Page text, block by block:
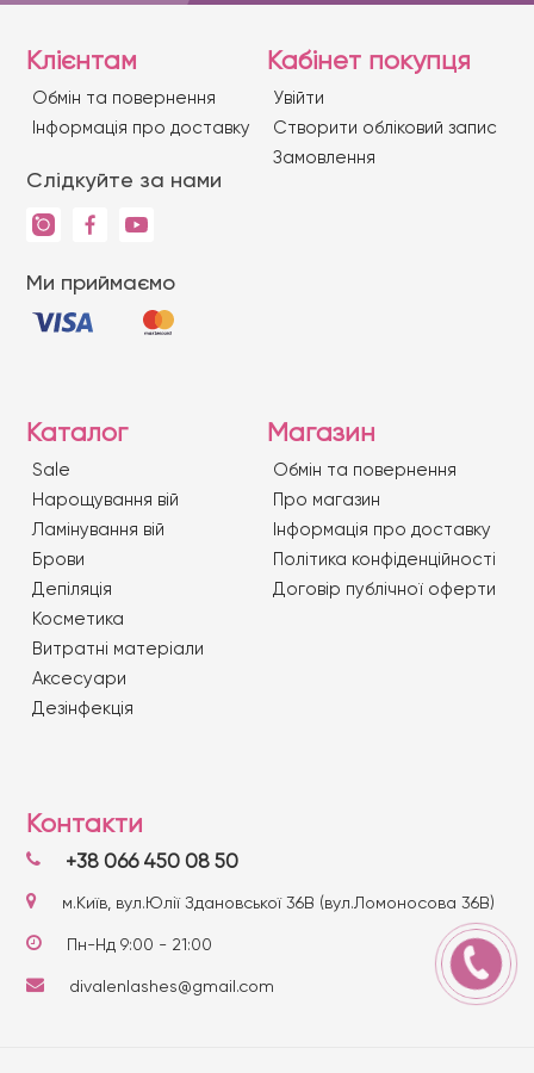
Клієнтам
Обмін та повернення
Iнформація про доставку
Слідкуйте за нами
Ми приймаємо
Кабінет покупця
Увійти
Створити обліковий запис
Замовлення
Каталог
Sale
Нарощування вій
Ламінування вій
Брови
Депіляція
Косметика
Витратні матеріали
Аксесуари
Дезінфекція
Магазин
Обмін та повернення
Про магазин
Iнформація про доставку
Політика конфіденційності
Договір публічної оферти
Контакти
+38 066 450 08 50
м.Київ, вул.Юлії Здановської 36В (вул.Ломоносова 36В)
Пн-Нд 9:00 - 21:00
divalenlashes@gmail.com